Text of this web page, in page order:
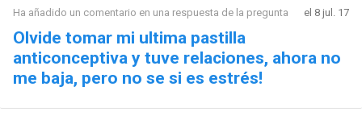
Ha añadido un comentario en una respuesta de la pregunta el 8 jul. 17
Olvide tomar mi ultima pastilla
anticonceptiva y tuve relaciones, ahora no
me baja, pero no se si es estrés!